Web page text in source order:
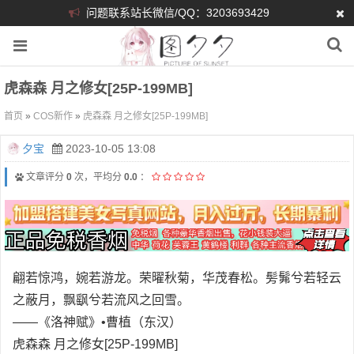
问题联系站长微信/QQ：3203693429
虎森森 月之修女[25P-199MB]
首页 » COS新作 » 虎森森 月之修女[25P-199MB]
夕宝 2023-10-05 13:08
文章评分 0 次，平均分 0.0 ：
翩若惊鸿，婉若游龙。荣曜秋菊，华茂春松。髣髴兮若轻云
之蔽月，飘飖兮若流风之回雪。
——《洛神赋》•曹植（东汉）
虎森森 月之修女[25P-199MB]